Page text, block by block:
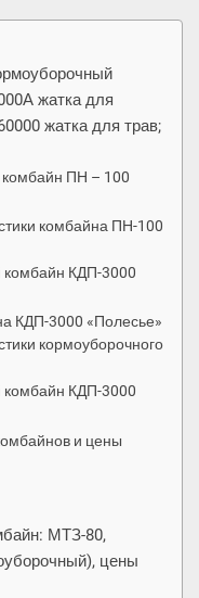
жатка для
жатка для трав;
ПН – 100
комбайна ПН-100
КДП-3000
КДП-3000 «Полесье»
кормоуборочного
КДП-3000
и цены
МТЗ-80,
цены